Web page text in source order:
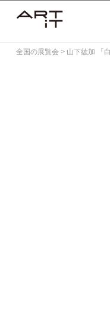
全国の展覧会 > 山下紘加 「